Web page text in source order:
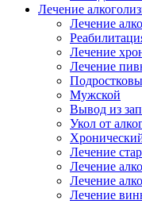
Лечение
Лечение
Лечение
Лечение
Мужской
Вывод из
Укол от
Лечение
Лечение
Лечение
Лечение